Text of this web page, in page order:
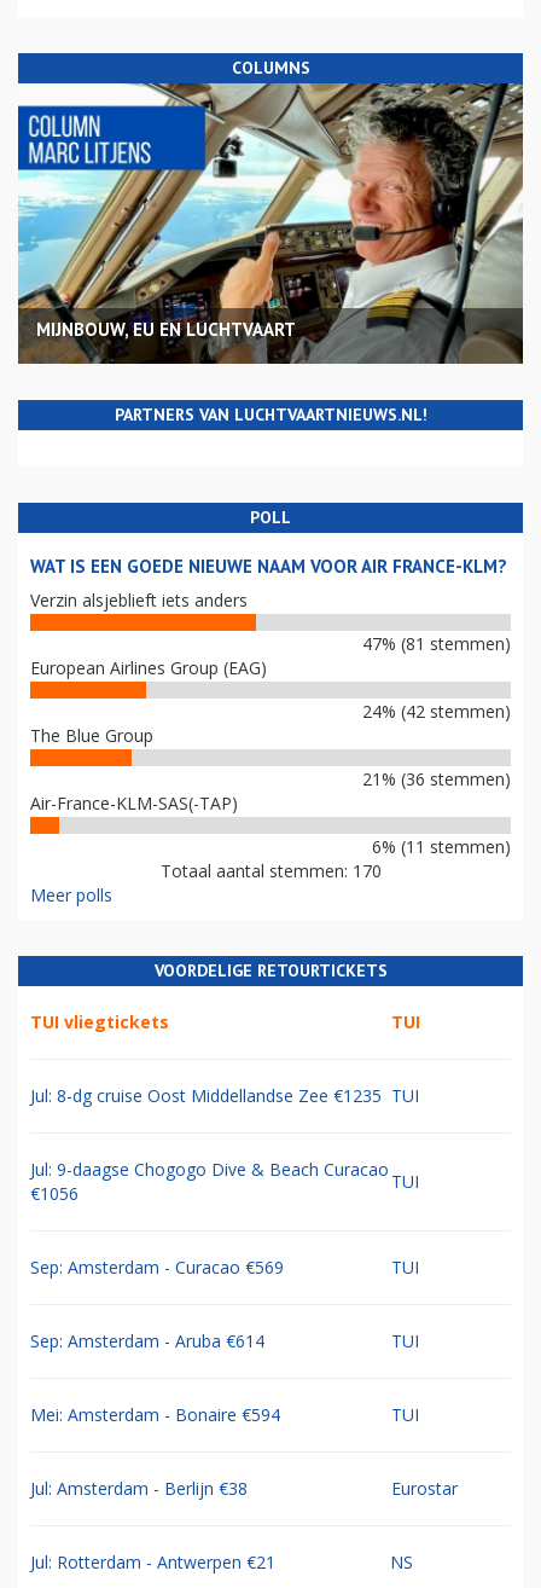
COLUMNS
MIJNBOUW, EU EN LUCHTVAART
PARTNERS VAN LUCHTVAARTNIEUWS.NL!
POLL
WAT IS EEN GOEDE NIEUWE NAAM VOOR AIR FRANCE-KLM?
Verzin alsjeblieft iets anders
47% (81 stemmen)
European Airlines Group (EAG)
24% (42 stemmen)
The Blue Group
21% (36 stemmen)
Air-France-KLM-SAS(-TAP)
6% (11 stemmen)
Totaal aantal stemmen: 170
Meer polls
VOORDELIGE RETOURTICKETS
TUI vliegtickets TUI
Jul: 8-dg cruise Oost Middellandse Zee €1235 TUI
Jul: 9-daagse Chogogo Dive & Beach Curacao
€1056
TUI
Sep: Amsterdam - Curacao €569 TUI
Sep: Amsterdam - Aruba €614 TUI
Mei: Amsterdam - Bonaire €594 TUI
Jul: Amsterdam - Berlijn €38 Eurostar
Jul: Rotterdam - Antwerpen €21 NS